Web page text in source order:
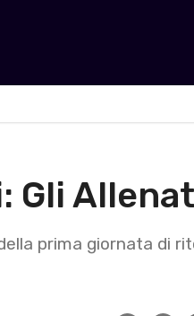
Gli
prima giornata di